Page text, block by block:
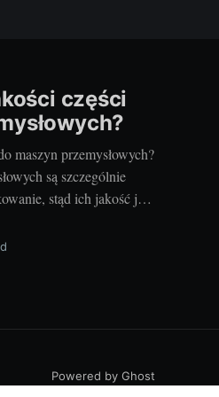
części
maszyn przemysłowych?
są szczególnie
stąd ich jakość jest
urządzeń. Są
odporne na
Powered by Ghost